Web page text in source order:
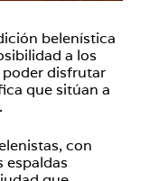
belenística
a los
poder disfrutar
que sitúan a
con
espaldas